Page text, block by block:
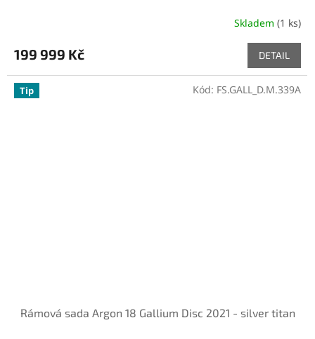
Skladem (1 ks)
199 999 Kč DETAIL
Tip
Rámová sada Argon 18 Gallium Disc 2021 - silver titan
Kód: FS.GALL_D.M.339A